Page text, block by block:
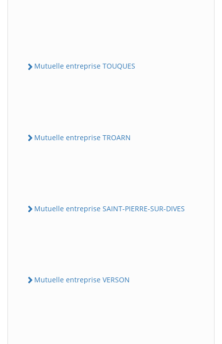
Mutuelle entreprise TOUQUES
Mutuelle entreprise TROARN
Mutuelle entreprise SAINT-PIERRE-SUR-DIVES
Mutuelle entreprise VERSON